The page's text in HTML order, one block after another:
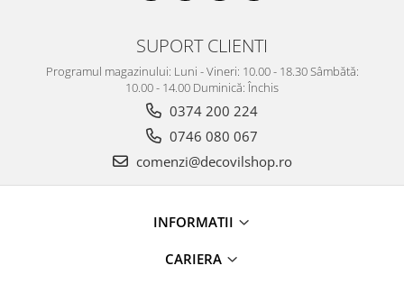
SUPORT CLIENTI
Programul magazinului: Luni - Vineri: 10.00 - 18.30 Sâmbătă:
10.00 - 14.00 Duminică: Închis
0374 200 224
0746 080 067
comenzi@decovilshop.ro
INFORMATII
CARIERA